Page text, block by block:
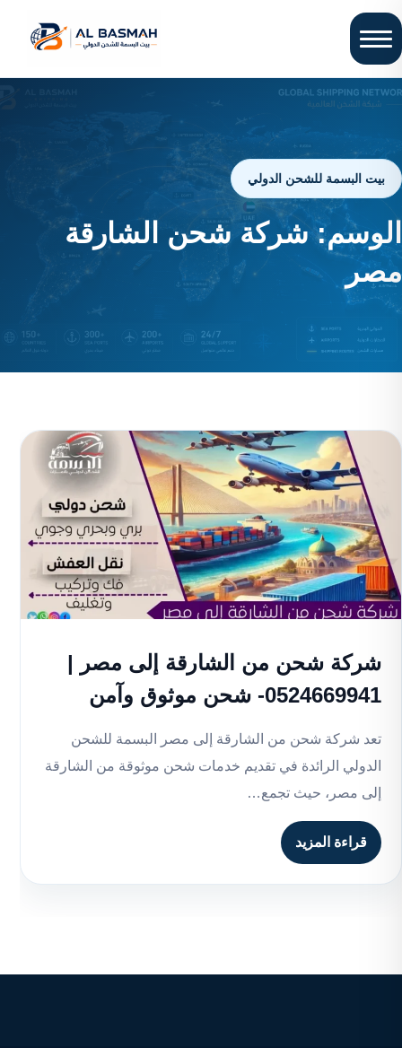
بيت البسمة للشحن الدولي
الوسم:شركة شحن الشارقة
مصر
شركة شحن من الشارقة إلى مصر |
0524669941- شحن موثوق وآمن
تعد شركة شحن من الشارقة إلى مصر البسمة للشحن
الدولي الرائدة في تقديم خدمات شحن موثوقة من الشارقة
إلى مصر، حيث تجمع…
قراءة المزيد